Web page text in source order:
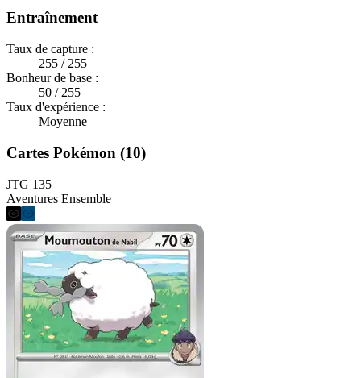
Entraînement
Taux de capture :
255 / 255
Bonheur de base :
50 / 255
Taux d'expérience :
Moyenne
Cartes Pokémon (10)
JTG 135
Aventures Ensemble